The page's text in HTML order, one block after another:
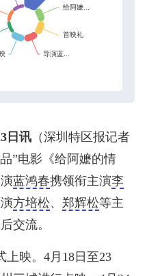
日讯（深圳特区报记者
”电影《给阿嬷的情
蓝鸿春携领衔主演李
方培松、 郑辉松等主
交流。
上映。4月18日至23